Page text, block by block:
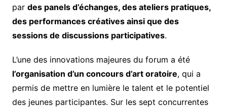
par des panels d’échanges, des ateliers pratiques,
des performances créatives ainsi que des
sessions de discussions participatives.
L’une des innovations majeures du forum a été
l’organisation d’un concours d’art oratoire, qui a
permis de mettre en lumière le talent et le potentiel
des jeunes participantes. Sur les sept concurrentes